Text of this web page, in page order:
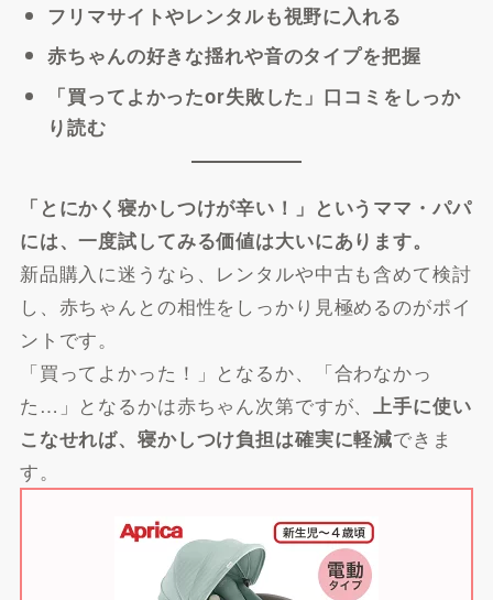
フリマサイトやレンタルも視野に入れる
赤ちゃんの好きな揺れや音のタイプを把握
「買ってよかったor失敗した」口コミをしっか
り読む
「とにかく寝かしつけが辛い！」というママ・パパ
には、一度試してみる価値は大いにあります。
新品購入に迷うなら、レンタルや中古も含めて検討
し、赤ちゃんとの相性をしっかり見極めるのがポイ
ントです。
「買ってよかった！」となるか、「合わなかっ
た…」となるかは赤ちゃん次第ですが、上手に使い
こなせれば、寝かしつけ負担は確実に軽減できま
す。